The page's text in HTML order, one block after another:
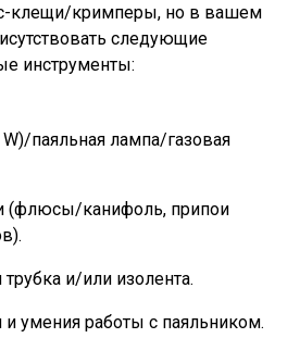
клещи/кримперы, но в вашем
следующие
инструменты:
паяльная лампа/газовая
(флюсы/канифоль, припои
и/или изолента.
умения работы с паяльником.